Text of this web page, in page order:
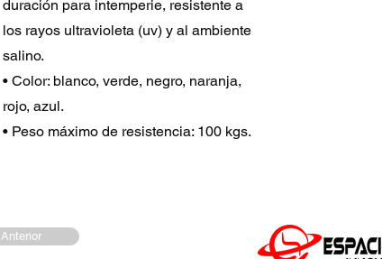
duración para intemperie, resistente a
los rayos ultravioleta (uv) y al ambiente
salino.
• Color: blanco, verde, negro, naranja,
rojo, azul.
• Peso máximo de resistencia: 100 kgs.
Anterior